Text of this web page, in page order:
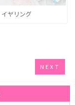
イヤリング
NEXT